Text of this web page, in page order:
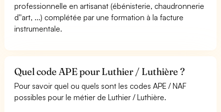
professionnelle en artisanat (ébénisterie, chaudronnerie
d''art, ...) complétée par une formation à la facture
instrumentale.
Quel code APE pour Luthier / Luthière ?
Pour savoir quel ou quels sont les codes APE / NAF
possibles pour le métier de Luthier / Luthière.